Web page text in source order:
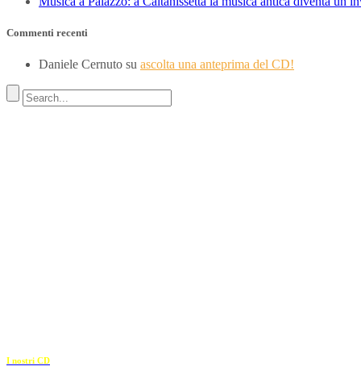
Commenti recenti
Daniele Cernuto su ascolta una anteprima del CD!
I nostri CD